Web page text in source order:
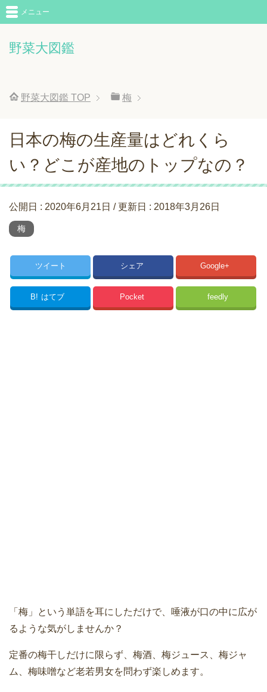
野菜大図鑑
メニュー
野菜大図鑑 TOP 梅
日本の梅の生産量はどれくら
い？どこが産地のトップなの？
公開日 : 2020年6月21日 / 更新日 : 2018年3月26日
梅
ツイート シェア Google+
B! はてブ Pocket feedly
「梅」という単語を耳にしただけで、唾液が口の中に広が
るような気がしませんか？
定番の梅干しだけに限らず、梅酒、梅ジュース、梅ジャ
ム、梅味噌など老若男女を問わず楽しめます。